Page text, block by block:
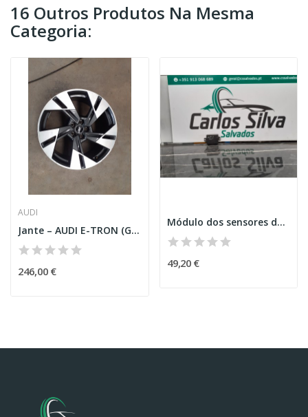
16 Outros Produtos Na Mesma
Categoria:
AUDI
Jante – AUDI E-TRON (GEN_)
246,00 €
Módulo dos sensores de estacionamento – RENAULT...
49,20 €